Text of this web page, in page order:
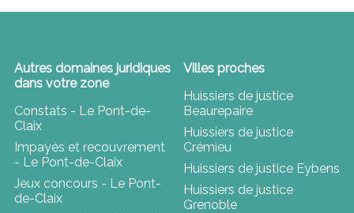
Autres domaines juridiques
dans votre zone
Constats - Le Pont-de-
Claix
Impayés et recouvrement
- Le Pont-de-Claix
Jeux concours - Le Pont-
de-Claix
Villes proches
Huissiers de justice
Beaurepaire
Huissiers de justice
Crémieu
Huissiers de justice Eybens
Huissiers de justice
Grenoble